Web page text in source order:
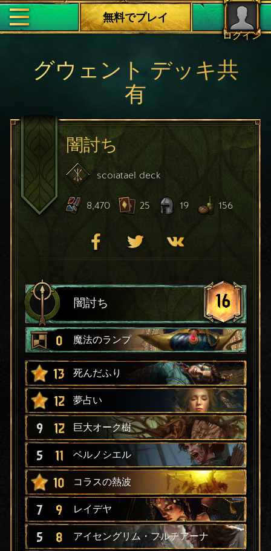
ログイン
無料でプレイ
グウェント デッキ共
有
闇討ち
scoiatael deck
8,470 25 19 156
闇討ち 16
0 魔法のランプ
13 死んだふり
12 夢占い
9 12 巨大オーク樹
5 11 ベルノシエル
10 コラスの熱波
7 9 レイデヤ
5 8 アイセングリム・フルチアーナ